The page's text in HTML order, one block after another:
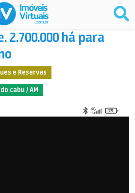
2.700.000 há para
e Reservas
cabu / AM